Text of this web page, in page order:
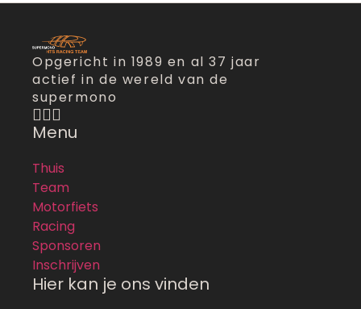
Opgericht in 1989 en al 37 jaar
actief in de wereld van de
supermono
Menu
Thuis
Team
Motorfiets
Racing
Sponsoren
Inschrijven
Hier kan je ons vinden